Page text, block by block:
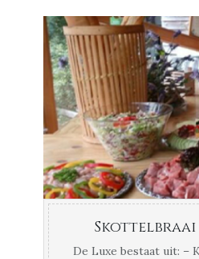
Skottelbraai
De Luxe bestaat uit: –